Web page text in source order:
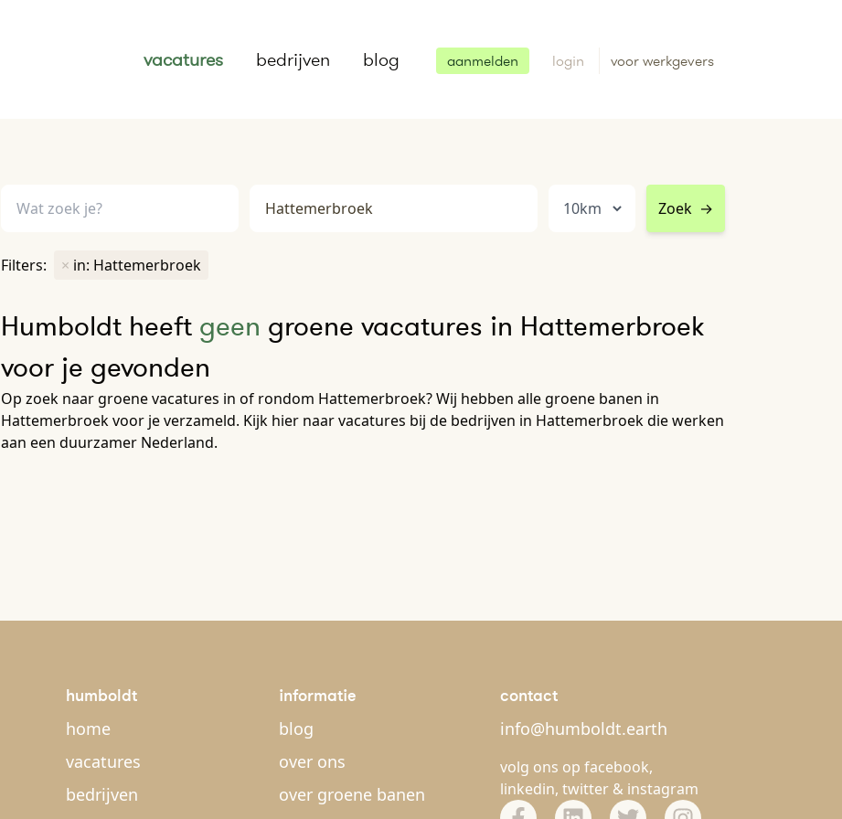
vacatures bedrijven blog aanmelden login voor werkgevers
Zoek →
Filters: × in: Hattemerbroek
Humboldt heeft geen groene vacatures in Hattemerbroek
voor je gevonden
Op zoek naar groene vacatures in of rondom Hattemerbroek? Wij hebben alle groene banen in
Hattemerbroek voor je verzameld. Kijk hier naar vacatures bij de bedrijven in Hattemerbroek die werken
aan een duurzamer Nederland.
humboldt
home
vacatures
bedrijven
informatie
blog
over ons
over groene banen
contact
info@humboldt.earth
volg ons op facebook,
linkedin, twitter & instagram